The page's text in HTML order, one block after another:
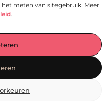
meten van sitegebruik. Meer
.
iets aan hebt en artikelen
Locomo.nl